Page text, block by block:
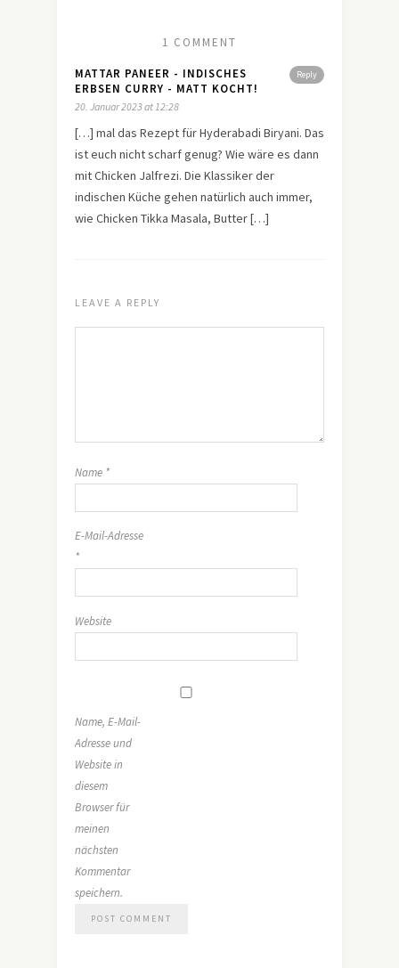
1 COMMENT
Reply
MATTAR PANEER - INDISCHES
ERBSEN CURRY - MATT KOCHT!
20. Januar 2023 at 12:28
[…] mal das Rezept für Hyderabadi Biryani. Das
ist euch nicht scharf genug? Wie wäre es dann
mit Chicken Jalfrezi. Die Klassiker der
indischen Küche gehen natürlich auch immer,
wie Chicken Tikka Masala, Butter […]
LEAVE A REPLY
Name *
E-Mail-Adresse
*
Website
Name, E-Mail-
Adresse und
Website in
diesem
Browser für
meinen
nächsten
Kommentar
speichern.